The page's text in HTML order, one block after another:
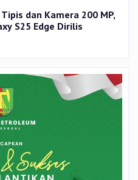
dan Kamera 200 MP,
S25 Edge Dirilis